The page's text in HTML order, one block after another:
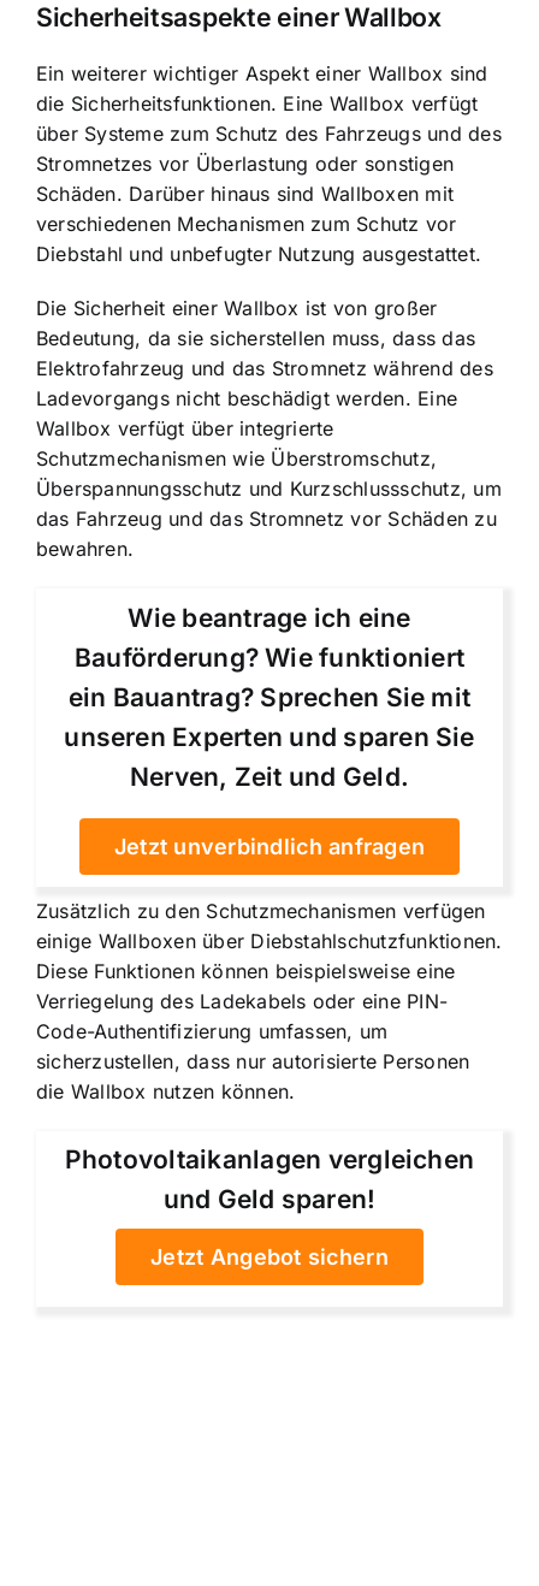
Sicherheitsaspekte einer Wallbox
Ein weiterer wichtiger Aspekt einer Wallbox sind
die Sicherheitsfunktionen. Eine Wallbox verfügt
über Systeme zum Schutz des Fahrzeugs und des
Stromnetzes vor Überlastung oder sonstigen
Schäden. Darüber hinaus sind Wallboxen mit
verschiedenen Mechanismen zum Schutz vor
Diebstahl und unbefugter Nutzung ausgestattet.
Die Sicherheit einer Wallbox ist von großer
Bedeutung, da sie sicherstellen muss, dass das
Elektrofahrzeug und das Stromnetz während des
Ladevorgangs nicht beschädigt werden. Eine
Wallbox verfügt über integrierte
Schutzmechanismen wie Überstromschutz,
Überspannungsschutz und Kurzschlussschutz, um
das Fahrzeug und das Stromnetz vor Schäden zu
bewahren.
Wie beantrage ich eine
Bauförderung? Wie funktioniert
ein Bauantrag? Sprechen Sie mit
unseren Experten und sparen Sie
Nerven, Zeit und Geld.
Jetzt unverbindlich anfragen
Zusätzlich zu den Schutzmechanismen verfügen
einige Wallboxen über Diebstahlschutzfunktionen.
Diese Funktionen können beispielsweise eine
Verriegelung des Ladekabels oder eine PIN-
Code-Authentifizierung umfassen, um
sicherzustellen, dass nur autorisierte Personen
die Wallbox nutzen können.
Photovoltaikanlagen vergleichen
und Geld sparen!
Jetzt Angebot sichern